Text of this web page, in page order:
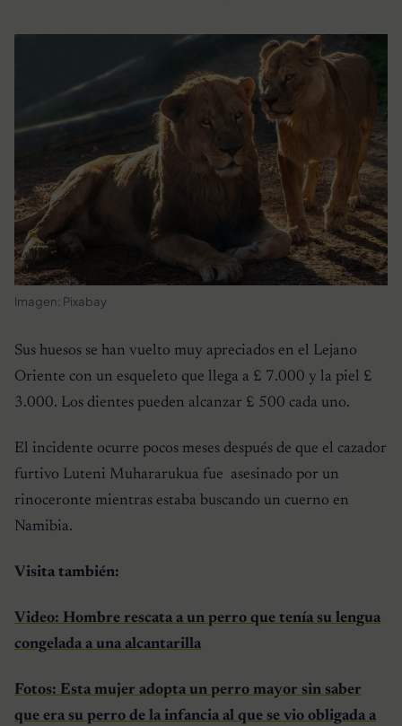
Imagen: Pixabay
Sus huesos se han vuelto muy apreciados en el Lejano
Oriente con un esqueleto que llega a £ 7.000 y la piel £
3.000. Los dientes pueden alcanzar £ 500 cada uno.
El incidente ocurre pocos meses después de que el cazador
furtivo Luteni Muhararukua fue asesinado por un
rinoceronte mientras estaba buscando un cuerno en
Namibia.
Visita también:
Video: Hombre rescata a un perro que tenía su lengua
congelada a una alcantarilla
Fotos: Esta mujer adopta un perro mayor sin saber
que era su perro de la infancia al que se vio obligada a